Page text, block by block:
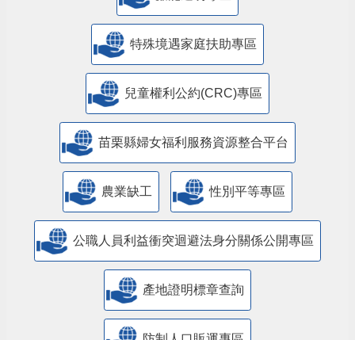
特殊境遇家庭扶助專區
兒童權利公約(CRC)專區
苗栗縣婦女福利服務資源整合平台
農業缺工 性別平等專區
公職人員利益衝突迴避法身分關係公開專區
產地證明標章查詢